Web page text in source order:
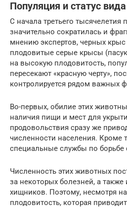
Популяция и статус вида
С начала третьего
значительно сократилась и
мнению экспертов, черных
плодовитые серые крысы
на высокую плодовитость,
пересекают «красную черту»,
контролируется рядом важных
Во-первых, обилие этих
наличия пищи и мест для
продовольствия сразу же
численности населения. Кроме
специальные службы по борьбе
Численность этих животных
за некоторых болезней, а также
хищников. Поэтому, несмотря
плодовитость, которая